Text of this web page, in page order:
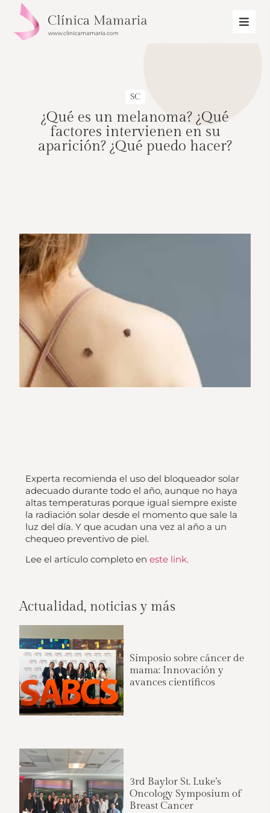
SC
¿Qué es un melanoma? ¿Qué
factores intervienen en su
aparición? ¿Qué puedo hacer?
Experta recomienda el uso del bloqueador solar
adecuado durante todo el año, aunque no haya
altas temperaturas porque igual siempre existe
la radiación solar desde el momento que sale la
luz del día. Y que acudan una vez al año a un
chequeo preventivo de piel.
Lee el artículo completo eneste link.
Actualidad, noticias y más
Simposio sobre cáncer de
mama: Innovación y
avances científicos
3rd Baylor St. Luke’s
Oncology Symposium of
Breast Cancer